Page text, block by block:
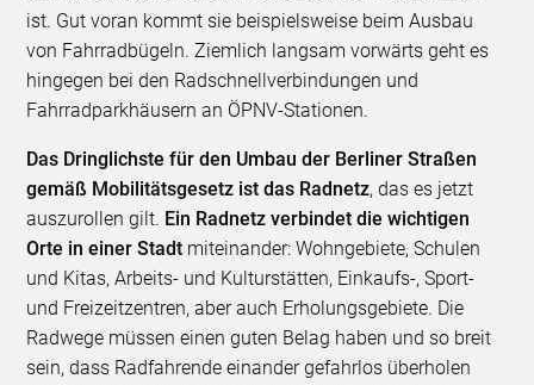
ist. Gut voran kommt sie beispielsweise beim Ausbau
von Fahrradbügeln. Ziemlich langsam vorwärts geht es
hingegen bei den Radschnellverbindungen und
Fahrradparkhäusern an ÖPNV-Stationen.
Das Dringlichste für den Umbau der Berliner Straßen
gemäß Mobilitätsgesetz ist das Radnetz, das es jetzt
auszurollen gilt. Ein Radnetz verbindet die wichtigen
Orte in einer Stadt miteinander: Wohngebiete, Schulen
und Kitas, Arbeits- und Kulturstätten, Einkaufs-, Sport-
und Freizeitzentren, aber auch Erholungsgebiete. Die
Radwege müssen einen guten Belag haben und so breit
sein, dass Radfahrende einander gefahrlos überholen